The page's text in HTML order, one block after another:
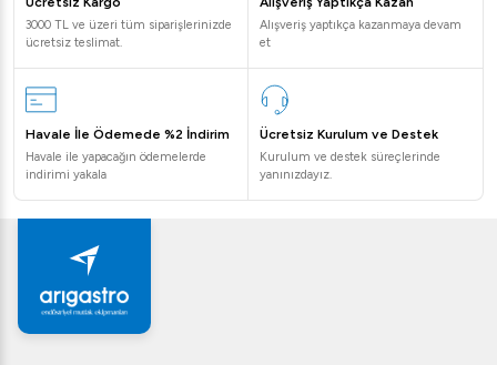
sonuçlar elde etmek için hemen inceleyin!
3000 TL ve üzeri tüm siparişlerinizde
ücretsiz teslimat.
Alışveriş yaptıkça kazanmaya devam
et
Havale İle Ödemede %2 İndirim
Havale ile yapacağın ödemelerde
indirimi yakala
Ücretsiz Kurulum ve Destek
Kurulum ve destek süreçlerinde
yanınızdayız.